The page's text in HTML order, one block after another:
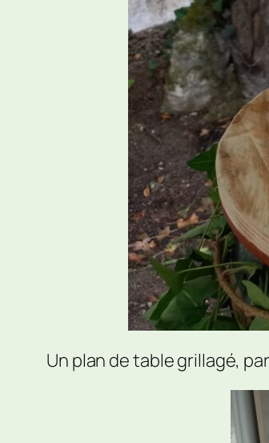
Un plan de table grillagé,